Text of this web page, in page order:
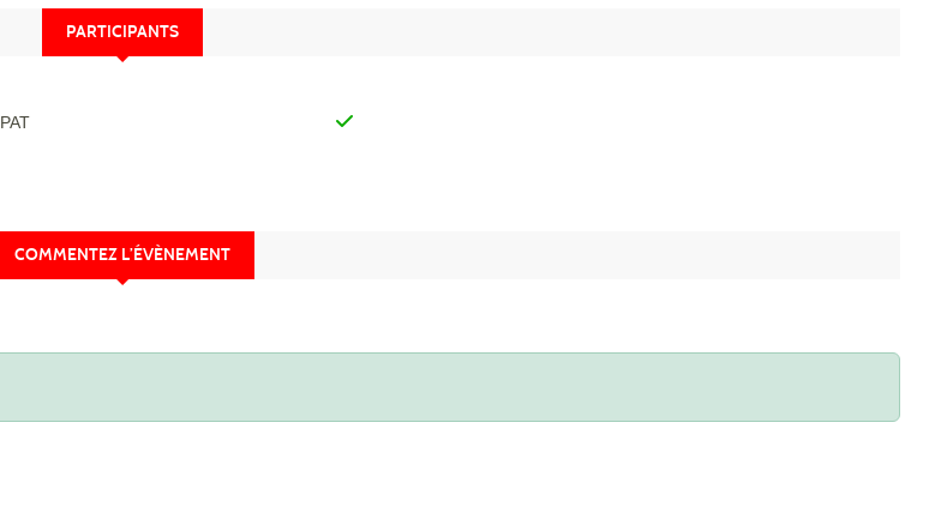
PARTICIPANTS
PAT
COMMENTEZ L’ÉVÈNEMENT